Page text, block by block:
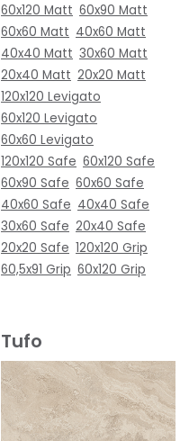
60x120 Matt 60x90 Matt
60x60 Matt 40x60 Matt
40x40 Matt 30x60 Matt
20x40 Matt 20x20 Matt
120x120 Levigato
60x120 Levigato
60x60 Levigato
120x120 Safe 60x120 Safe
60x90 Safe 60x60 Safe
40x60 Safe 40x40 Safe
30x60 Safe 20x40 Safe
20x20 Safe 120x120 Grip
60,5x91 Grip 60x120 Grip
Tufo